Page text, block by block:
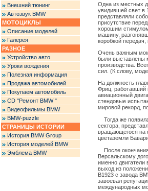
Внешний тюнинг
Автозвук BMW
МОТОЦИКЛЫ
Описание моделей
Галерея
РАЗНОЕ
Устройство авто
Уроки вождения
Полезная информация
Продажа автомобилей
Покупаем автомобиль
CD "Ремонт BMW "
Видеофильмы BMW
BMW-puzzle
СТРАНИЦЫ ИСТОРИИ
История BMW Group
История моделей BMW
Эмблема BMW
Одна из местных
увидившей свет в
представляли
присутствие
хорошим стимулом
машину,
коробкой
Очень важным
были выставлены
производства.
сил. (К слову,
На должность
Фриц, работавший
авиационный
стендовые
мировой рекорд,
Тогда же
сектора,
вращающегося на
цветаземли
После
Версальскому
именно двигатели
выход из
В1923 с завода
завоевал
международных